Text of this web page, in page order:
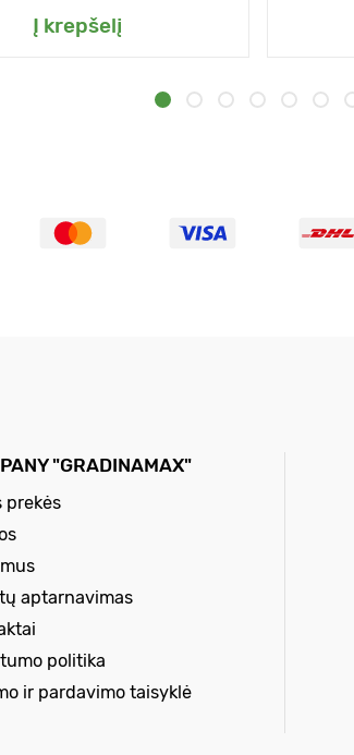
Į krepšelį
"GRADINAMAX"
prekės
aptarnavimas
politika
ir pardavimo taisyklė